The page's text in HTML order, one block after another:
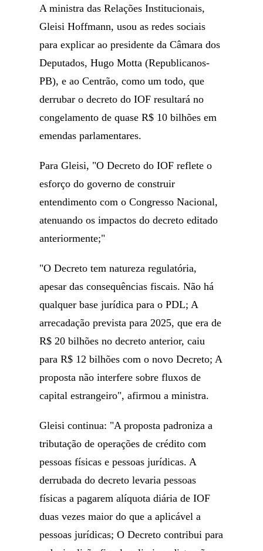
A ministra das Relações Institucionais,
Gleisi Hoffmann, usou as redes sociais
para explicar ao presidente da Câmara dos
Deputados, Hugo Motta (Republicanos-
PB), e ao Centrão, como um todo, que
derrubar o decreto do IOF resultará no
congelamento de quase R$ 10 bilhões em
emendas parlamentares.
Para Gleisi, "O Decreto do IOF reflete o
esforço do governo de construir
entendimento com o Congresso Nacional,
atenuando os impactos do decreto editado
anteriormente;"
"O Decreto tem natureza regulatória,
apesar das consequências fiscais. Não há
qualquer base jurídica para o PDL; A
arrecadação prevista para 2025, que era de
R$ 20 bilhões no decreto anterior, caiu
para R$ 12 bilhões com o novo Decreto; A
proposta não interfere sobre fluxos de
capital estrangeiro", afirmou a ministra.
Gleisi continua: "A proposta padroniza a
tributação de operações de crédito com
pessoas físicas e pessoas jurídicas. A
derrubada do decreto levaria pessoas
físicas a pagarem alíquota diária de IOF
duas vezes maior do que a aplicável a
pessoas jurídicas; O Decreto contribui para